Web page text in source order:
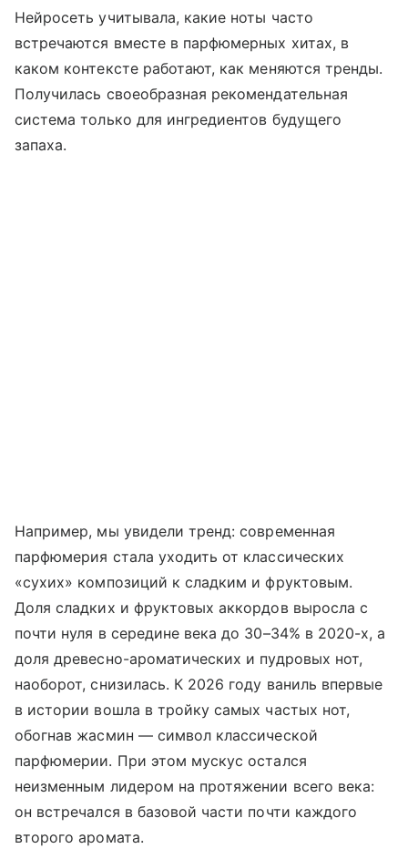
Нейросеть учитывала, какие ноты часто
встречаются вместе в парфюмерных хитах, в
каком контексте работают, как меняются тренды.
Получилась своеобразная рекомендательная
система только для ингредиентов будущего
запаха.
Например, мы увидели тренд: современная
парфюмерия стала уходить от классических
«сухих» композиций к сладким и фруктовым.
Доля сладких и фруктовых аккордов выросла с
почти нуля в середине века до 30–34% в 2020-х, а
доля древесно-ароматических и пудровых нот,
наоборот, снизилась. К 2026 году ваниль впервые
в истории вошла в тройку самых частых нот,
обогнав жасмин — символ классической
парфюмерии. При этом мускус остался
неизменным лидером на протяжении всего века:
он встречался в базовой части почти каждого
второго аромата.